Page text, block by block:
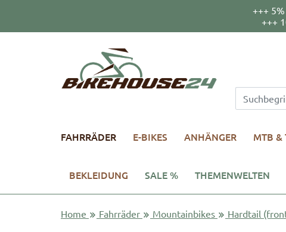
+++
+++
FAHRRÄDER E-BIKES ANHÄNGER MTB &
BEKLEIDUNG SALE % THEMENWELTEN
Home Fahrräder Mountainbikes Hardtail